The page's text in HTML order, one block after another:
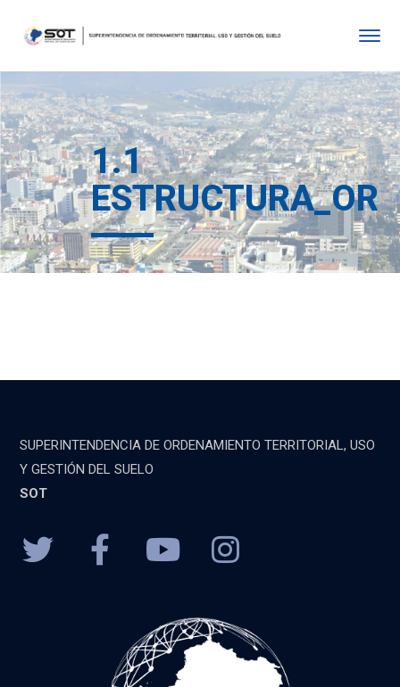
1.1
SUPERINTENDENCIA DE ORDENAMIENTO TERRITORIAL, USO
Y GESTIÓN DEL SUELO
SOT